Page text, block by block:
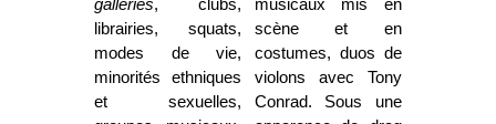
galleries, clubs,
librairies, squats,
modes de vie,
minorités ethniques
et sexuelles,
musicaux mis en
scène et en
costumes, duos de
violons avec Tony
Conrad. Sous une